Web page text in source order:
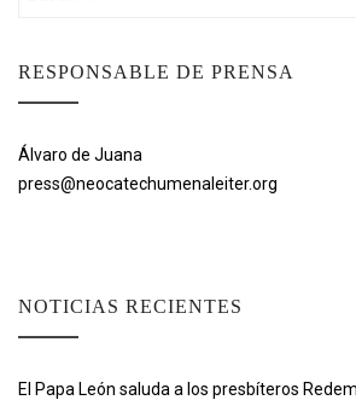
RESPONSABLE DE PRENSA
Álvaro de Juana
press@neocatechumenaleiter.org
NOTICIAS RECIENTES
El Papa León saluda a los presbíteros